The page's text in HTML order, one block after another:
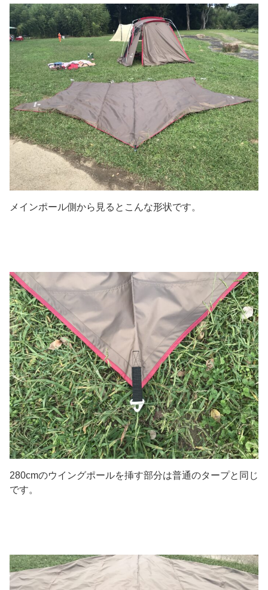
メインポール側から見るとこんな形状です。
280cmのウイングポールを挿す部分は普通のタープと同じ
です。